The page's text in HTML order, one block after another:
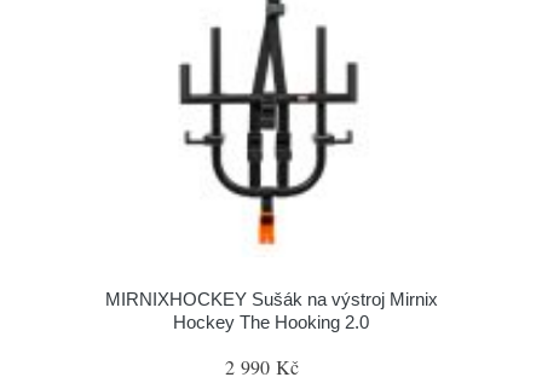
MIRNIXHOCKEY Sušák na výstroj Mirnix
Hockey The Hooking 2.0
2 990 Kč